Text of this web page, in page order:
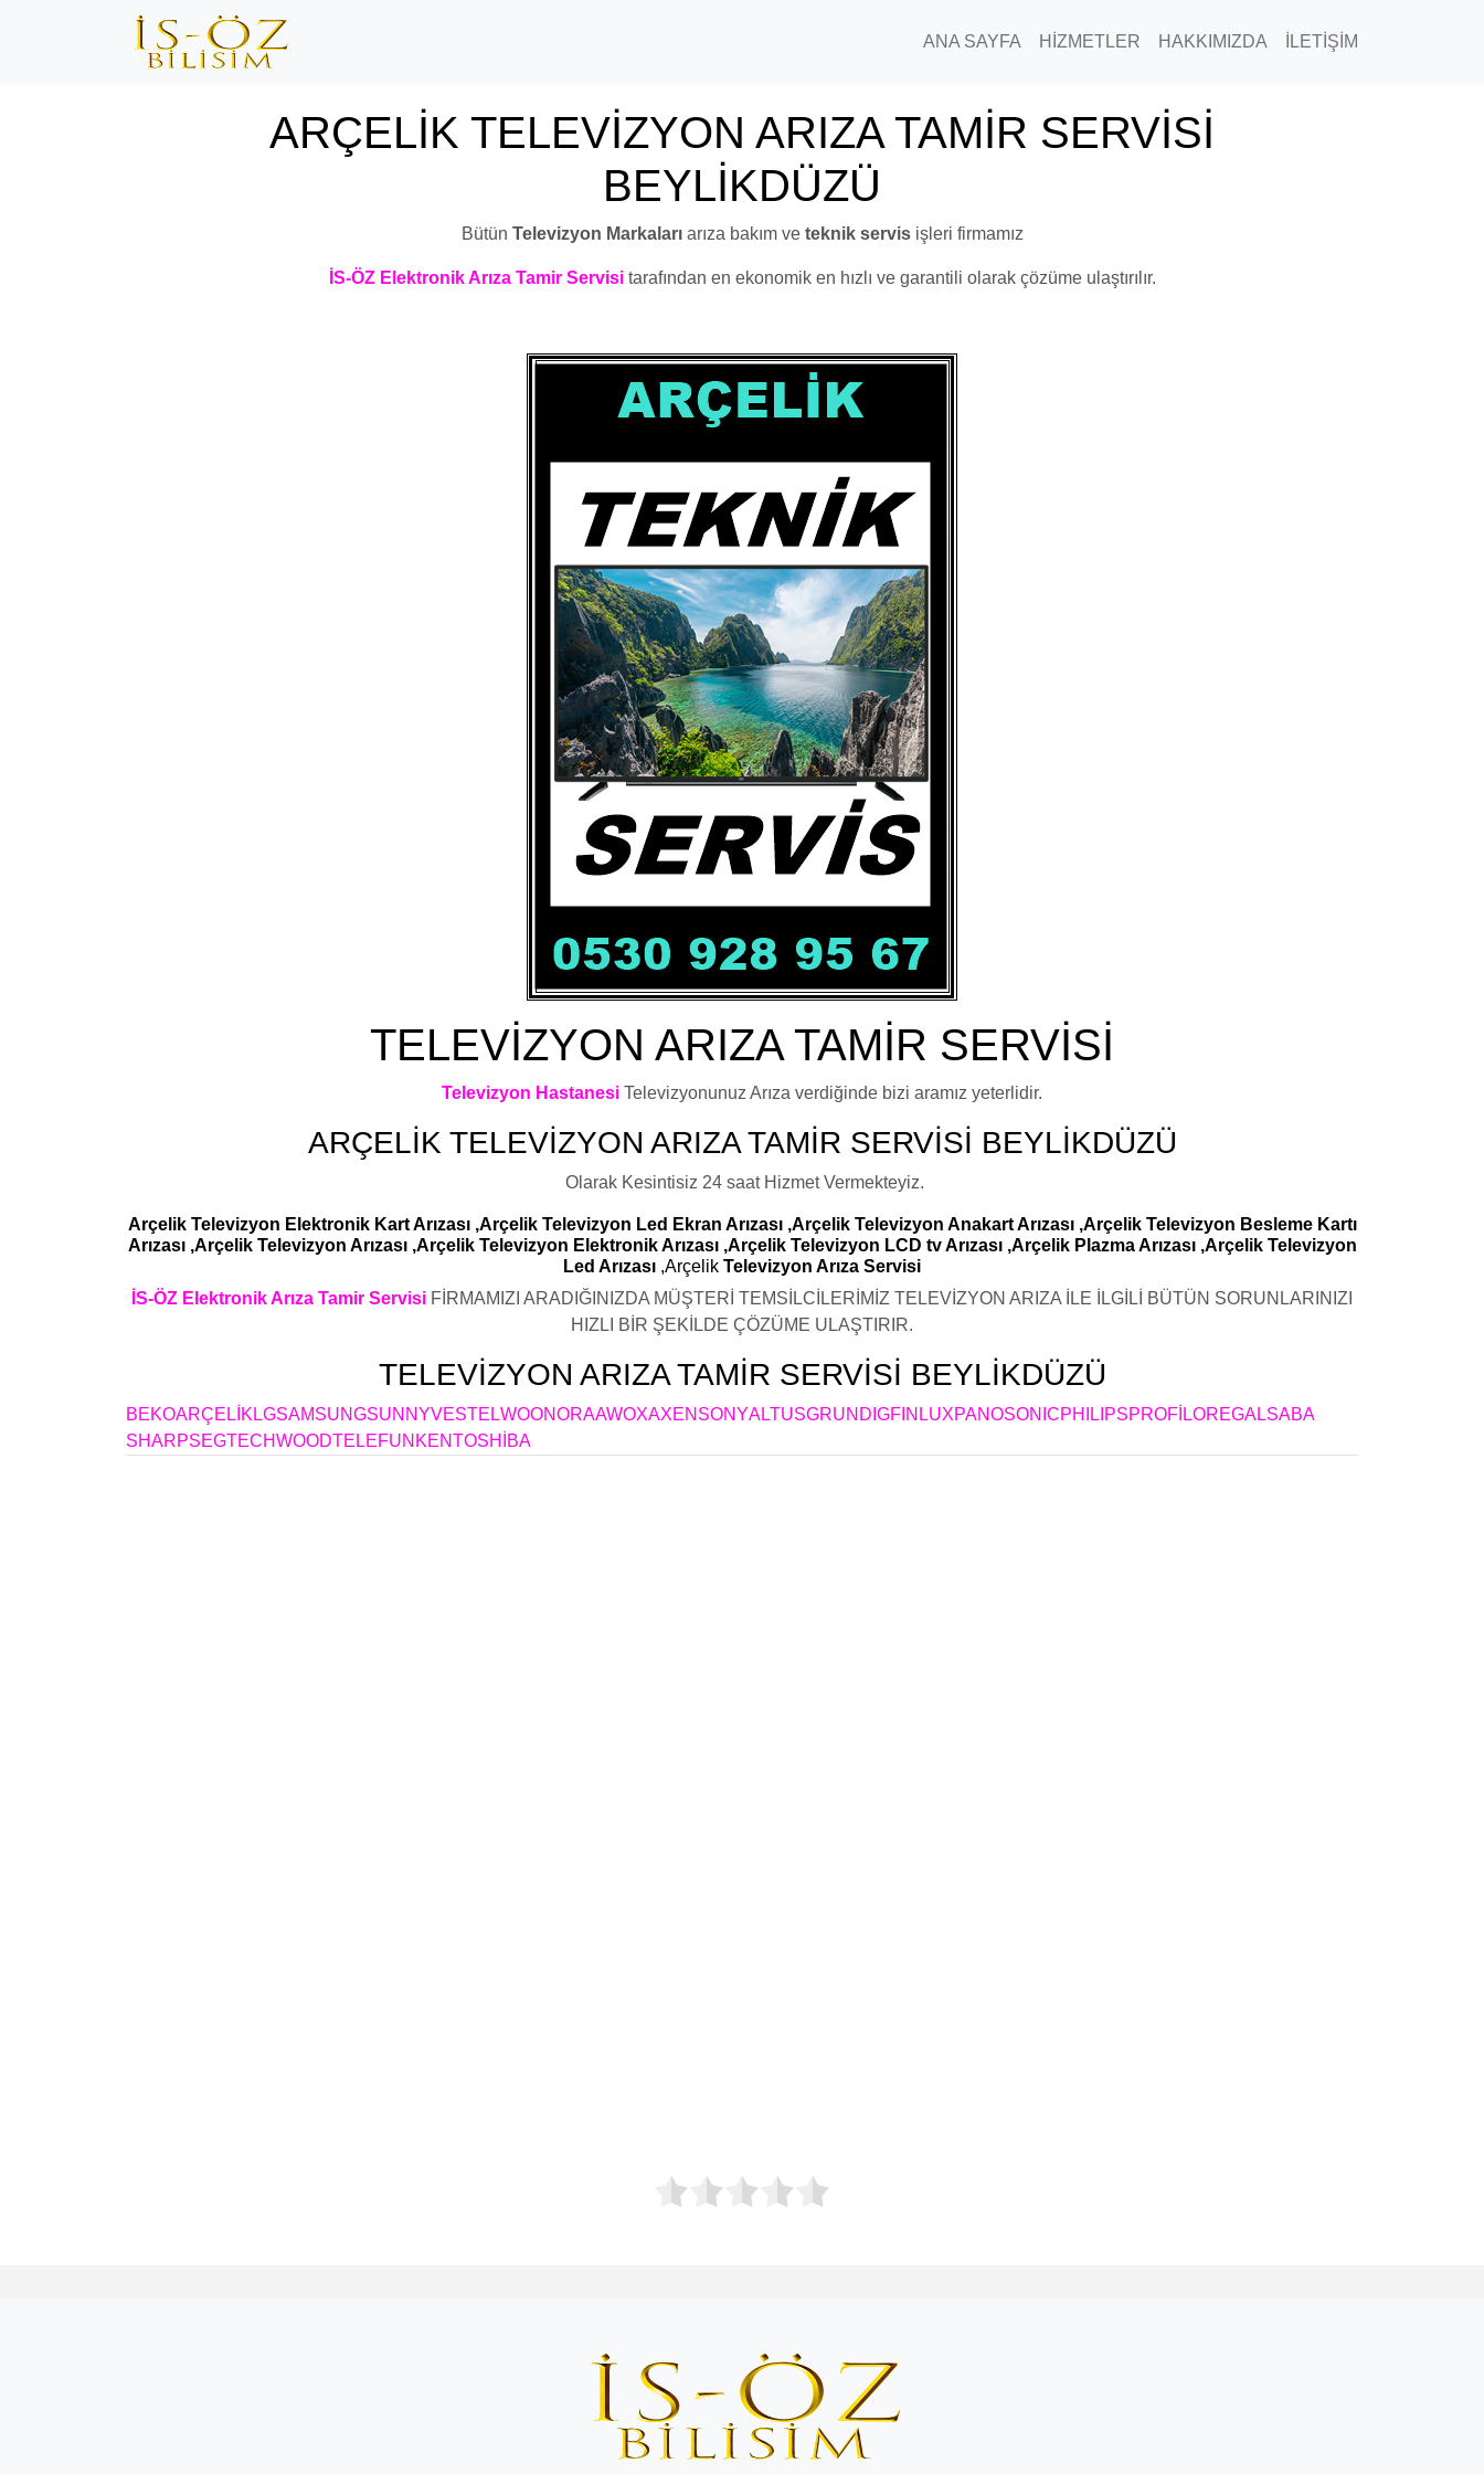
ANA SAYFA HİZMETLER HAKKIMIZDA İLETİŞİM
ARÇELİK TELEVİZYON ARIZA TAMİR SERVİSİ
BEYLİKDÜZÜ
Bütün Televizyon Markalarıarıza bakım veteknik servisişleri firmamız
İS-ÖZ Elektronik Arıza Tamir Servisitarafından en ekonomik en hızlı ve garantili olarak çözüme ulaştırılır.
TELEVİZYON ARIZA TAMİR SERVİSİ
Televizyon Hastanesi Televizyonunuz Arıza verdiğinde bizi aramız yeterlidir.
ARÇELİK TELEVİZYON ARIZA TAMİR SERVİSİ BEYLİKDÜZÜ
Olarak Kesintisiz 24 saat Hizmet Vermekteyiz.
Arçelik Televizyon Elektronik Kart Arızası ,Arçelik Televizyon Led Ekran Arızası ,Arçelik Televizyon Anakart Arızası ,Arçelik Televizyon Besleme Kartı
Arızası ,Arçelik Televizyon Arızası ,Arçelik Televizyon Elektronik Arızası ,Arçelik Televizyon LCD tv Arızası ,Arçelik Plazma Arızası ,Arçelik Televizyon
Led Arızası ,Arçelik Televizyon Arıza Servisi
İS-ÖZ Elektronik Arıza Tamir Servisi FİRMAMIZI ARADIĞINIZDA MÜŞTERİ TEMSİLCİLERİMİZ TELEVİZYON ARIZA İLE İLGİLİ BÜTÜN SORUNLARINIZI
HIZLI BİR ŞEKİLDE ÇÖZÜME ULAŞTIRIR.
TELEVİZYON ARIZA TAMİR SERVİSİ BEYLİKDÜZÜ
BEKOARÇELİK LGSAMSUNGSUNNYVESTELWOONORAAWOXAXEN SONYALTUSGRUNDIGFINLUXPANOSONICPHILIPSPROFİLOREGALSABA
SHARPSEGTECHWOODTELEFUNKENTOSHİBA